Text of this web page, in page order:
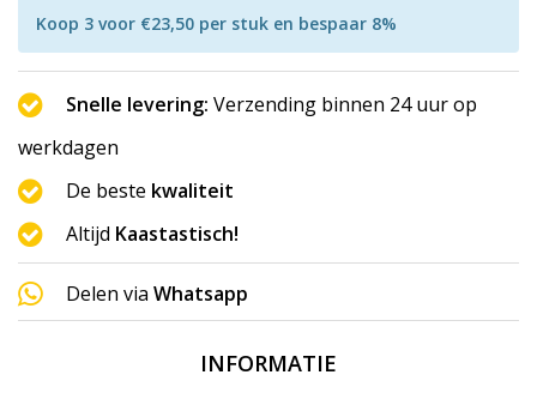
Koop 3 voor €23,50 per stuk en bespaar 8%
Snelle levering: Verzending binnen 24 uur op
werkdagen
De beste kwaliteit
Altijd Kaastastisch!
Delen via Whatsapp
INFORMATIE